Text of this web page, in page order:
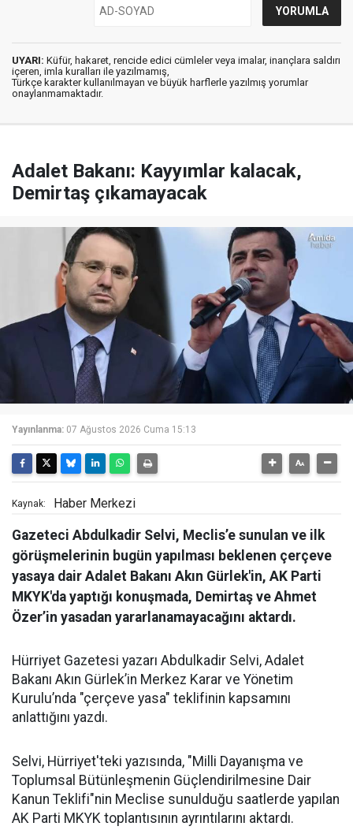
UYARI: Küfür, hakaret, rencide edici cümleler veya imalar, inançlara saldırı
içeren, imla kuralları ile yazılmamış,
Türkçe karakter kullanılmayan ve büyük harflerle yazılmış yorumlar
onaylanmamaktadır.
Adalet Bakanı: Kayyımlar kalacak,
Demirtaş çıkamayacak
Yayınlanma: 07 Ağustos 2026 Cuma 15:13
Kaynak: Haber Merkezi
Gazeteci Abdulkadir Selvi, Meclis’e sunulan ve ilk
görüşmelerinin bugün yapılması beklenen çerçeve
yasaya dair Adalet Bakanı Akın Gürlek'in, AK Parti
MKYK'da yaptığı konuşmada, Demirtaş ve Ahmet
Özer’in yasadan yararlanamayacağını aktardı.
Hürriyet Gazetesi yazarı Abdulkadir Selvi, Adalet
Bakanı Akın Gürlek’in Merkez Karar ve Yönetim
Kurulu’nda "çerçeve yasa" teklifinin kapsamını
anlattığını yazdı.
Selvi, Hürriyet'teki yazısında, "Milli Dayanışma ve
Toplumsal Bütünleşmenin Güçlendirilmesine Dair
Kanun Teklifi"nin Meclise sunulduğu saatlerde yapılan
AK Parti MKYK toplantısının ayrıntılarını aktardı.